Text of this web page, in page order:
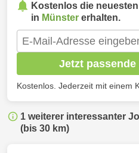
Kostenlos die neuesten
in Münster erhalten.
Jetzt
Kostenlos. Jederzeit mit einem
1 weiterer interessanter
(bis 30 km)